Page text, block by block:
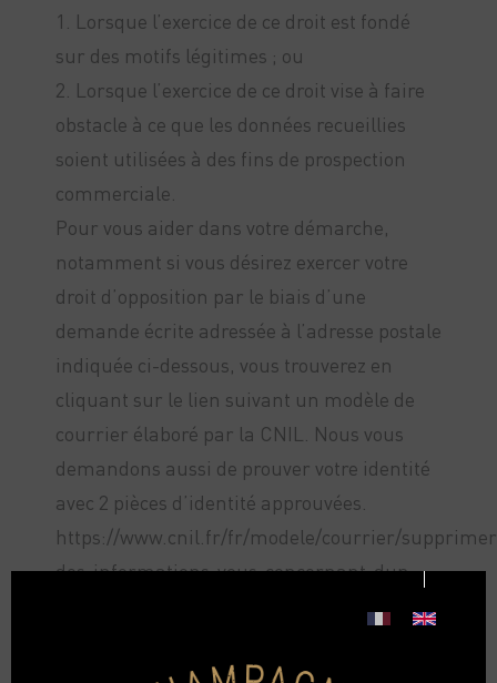
1. Lorsque l’exercice de ce droit est fondé
sur des motifs légitimes ; ou
2. Lorsque l’exercice de ce droit vise à faire
obstacle à ce que les données recueillies
soient utilisées à des fins de prospection
commerciale.
Pour vous aider dans votre démarche,
notamment si vous désirez exercer votre
droit d’opposition par le biais d’une
demande écrite adressée à l’adresse postale
indiquée ci-dessous, vous trouverez en
cliquant sur le lien suivant un modèle de
courrier élaboré par la CNIL. Nous vous
demandons aussi de prouver votre identité
avec 2 pièces d’identité approuvées.
https://www.cnil.fr/fr/modele/courrier/
des-informations-vous-concernant-dun-
Délais de réponse